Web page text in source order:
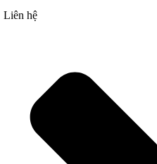
Liên hệ